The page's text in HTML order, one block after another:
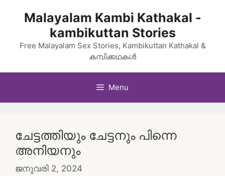
Malayalam Kambi Kathakal -
kambikuttan Stories
Free Malayalam Sex Stories, Kambikuttan Kathakal &
കമ്പിക്കഥകൾ
Menu
ചേട്ടത്തിയും ചേട്ടനും പിന്നെ
അനിയനും
ജനുവരി 2, 2024